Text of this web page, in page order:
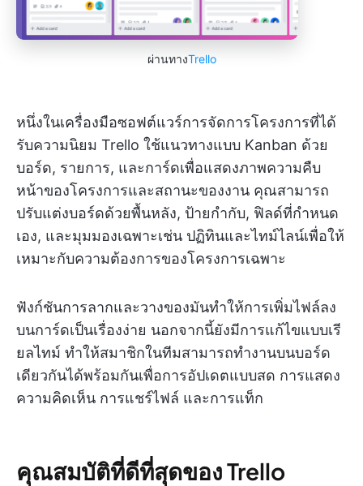
ผ่านทางTrello
หนึ่งในเครื่องมือซอฟต์แวร์การจัดการโครงการที่ได้
รับความนิยม Trello ใช้แนวทางแบบ Kanban ด้วย
บอร์ด, รายการ, และการ์ดเพื่อแสดงภาพความคืบ
หน้าของโครงการและสถานะของงาน คุณสามารถ
ปรับแต่งบอร์ดด้วยพื้นหลัง, ป้ายกำกับ, ฟิลด์ที่กำหนด
เอง, และมุมมองเฉพาะเช่น ปฏิทินและไทม์ไลน์เพื่อให้
เหมาะกับความต้องการของโครงการเฉพาะ
ฟังก์ชันการลากและวางของมันทำให้การเพิ่มไฟล์ลง
บนการ์ดเป็นเรื่องง่าย นอกจากนี้ยังมีการแก้ไขแบบเรี
ยลไทม์ ทำให้สมาชิกในทีมสามารถทำงานบนบอร์ด
เดียวกันได้พร้อมกันเพื่อการอัปเดตแบบสด การแสดง
ความคิดเห็น การแชร์ไฟล์ และการแท็ก
คุณสมบัติที่ดีที่สุดของ Trello